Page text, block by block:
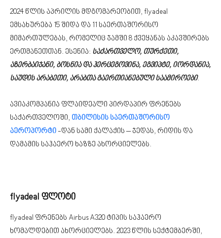
2024 წლის აპრილის მდგომარეობით, flyadeal
ემსახურება 15 შიდა და 11 საერთაშორისო
მიმართულებას, რომელიც ჯამში 8 ქვეყანას აკავშირებს
ერთმანეთთან. ესენია: საქართველო, თურქეთი,
აზერბაიჯანი, ბოსნია და ჰერცეგოვინა, ეგვიპტე, იორდანია,
საუდის არაბეთი, არაბთა გაერთიანებული საამიროები.
ავიაკომპანია ფლაიდეალი პირდაპირ ფრენებს
საქართველოში, თბილისის საერთაშორისო
აეროპორტი -დან სამი ქალაქის – ჯედას, რიდის და
დამამის საჰაერო ხაზზე ახორციელებს.
flyadeal ფლოტი
flyadeal ფრენებს Airbus A320 ტიპის საჰაერო
ხომალდებით ახორციელებს. 2023 წლის სექტემბერში,